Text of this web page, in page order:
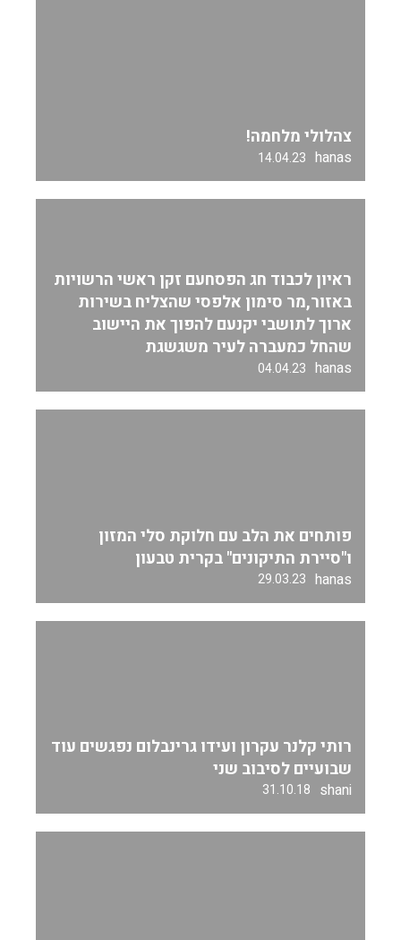
צהלולי מלחמה!
hanas
14.04.23
ראיון לכבוד חג הפסחעם זקן ראשי הרשויות
באזור,מר סימון אלפסי שהצליח בשירות
ארוך לתושבי יקנעם להפוך את היישוב
שהחל כמעברה לעיר משגשגת
hanas
04.04.23
פותחים את הלב עם חלוקת סלי המזון
ו"סיירת התיקונים" בקרית טבעון
hanas
29.03.23
רותי קלנר עקרון ועידו גרינבלום נפגשים עוד
שבועיים לסיבוב שני
shani
31.10.18